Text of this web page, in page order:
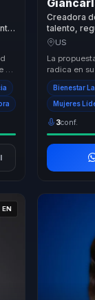
Creadora
talento,
bienestar y
US
La
radica en
múltiples
que pr...
Bienestar
Mujeres
3conf.
EN